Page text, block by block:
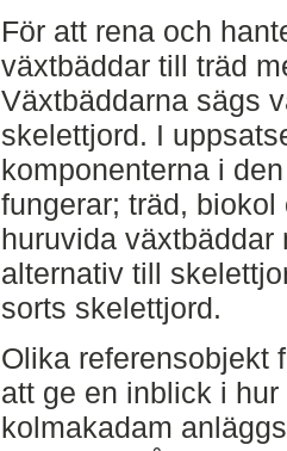
För att rena och
växtbäddar till träd
Växtbäddarna sägs
skelettjord. I
komponenterna i
fungerar; träd,
huruvida växtbäddar
alternativ till
sorts skelettjord.
Olika referensobjekt
att ge en inblick i
kolmakadam